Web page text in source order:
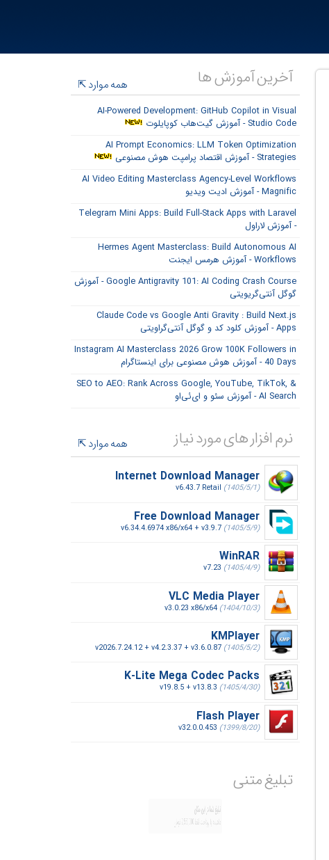
آخرین آموزش ها همه موارد
AI-Powered Development: GitHub Copilot in Visual
Studio Code - آموزش گیت‌هاب کوپایلوت
AI Prompt Economics: LLM Token Optimization
Strategies - آموزش اقتصاد پرامپت هوش مصنوعی
AI Video Editing Masterclass Agency-Level Workflows
Magnific - آموزش ادیت ویدیو
Telegram Mini Apps: Build Full-Stack Apps with Laravel
- آموزش لاراول
Hermes Agent Masterclass: Build Autonomous AI
Workflows - آموزش هرمس ایجنت
Google Antigravity 101: AI Coding Crash Course - آموزش
گوگل آنتی‌گریویتی
Claude Code vs Google Anti Gravity : Build Next.js
Apps - آموزش کلود کد و گوگل آنتی‌گراویتی
Instagram AI Masterclass 2026 Grow 100K Followers in
40 Days - آموزش هوش مصنوعی برای اینستاگرام
SEO to AEO: Rank Across Google, YouTube, TikTok, &
AI Search - آموزش سئو و ای‌ئی‌او
نرم افزار های مورد نیاز
همه موارد
Internet Download Manager
v6.43.7 Retail (1405/5/1)
Free Download Manager
v6.34.4.6974 x86/x64 + v3.9.7 (1405/5/9)
WinRAR
v7.23 (1405/4/9)
VLC Media Player
v3.0.23 x86/x64 (1404/10/3)
KMPlayer
v2026.7.24.12 + v4.2.3.37 + v3.6.0.87 (1405/5/2)
K-Lite Mega Codec Packs
v19.8.5 + v13.8.3 (1405/4/30)
Flash Player
v32.0.0.453 (1399/8/20)
تبلیغ متنی
تبلیغ شما در این مکان
ماهیانه با پرداخت فقط 2,550,000 تومان